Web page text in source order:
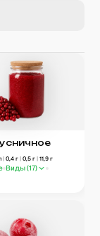
| 0,4 г | 0,5 г | 11,9 г
Виды (17)